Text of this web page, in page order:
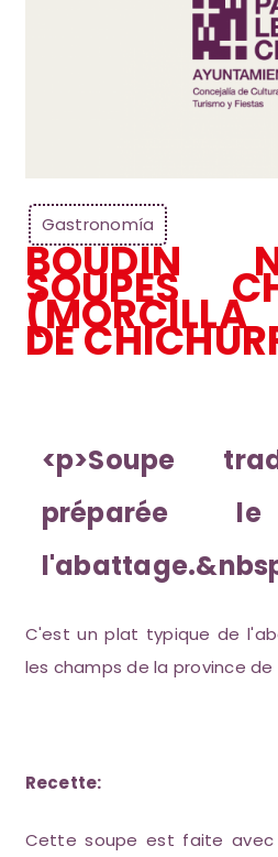
Gastronomía
BOUDIN
SOUPES
DE
<p>Soupe
préparée
C'est un plat typique de
les champs de la province de
Recette:
Cette soupe est faite